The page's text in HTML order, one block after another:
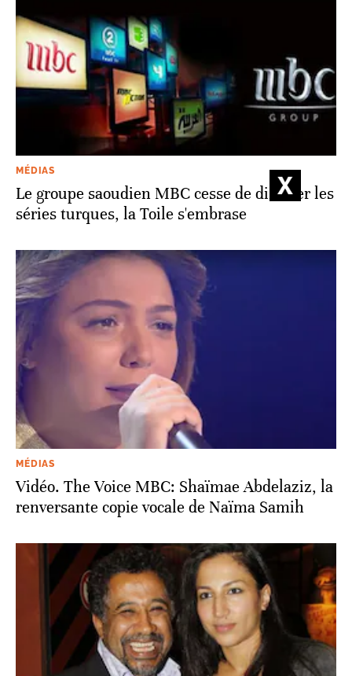
MÉDIAS
Le groupe saoudien MBC cesse de diffuser les
séries turques, la Toile s'embrase
MÉDIAS
Vidéo. The Voice MBC: Shaïmae Abdelaziz, la
renversante copie vocale de Naïma Samih